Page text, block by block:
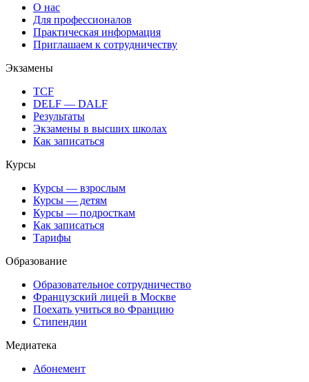
О нас
Для профессионалов
Практическая информация
Приглашаем к сотрудничеству
Экзамены
TCF
DELF — DALF
Результаты
Экзамены в высших школах
Как записаться
Курсы
Курсы — взрослым
Курсы — детям
Курсы — подросткам
Как записаться
Тарифы
Образование
Образовательное сотрудничество
Французский лицей в Москве
Поехать учиться во Францию
Стипендии
Медиатека
Абонемент